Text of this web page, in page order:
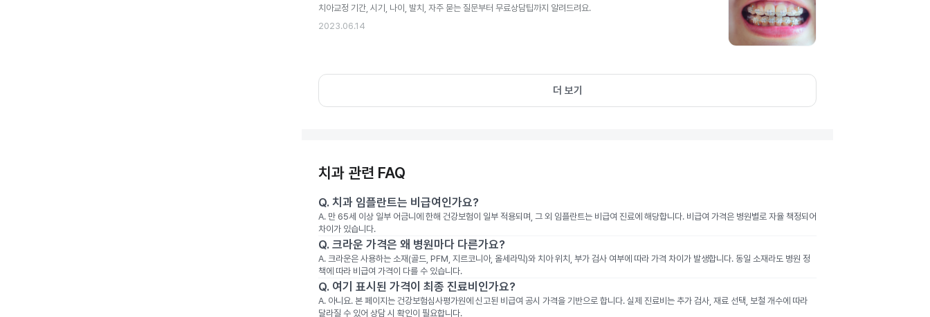
치아교정 기간, 시기, 나이, 발치, 자주 묻는 질문부터 무료상담팁까지 알려드려요.
2023.06.14
더 보기
치과 관련 FAQ
Q. 치과 임플란트는 비급여인가요?
A. 만 65세 이상 일부 어금니에 한해 건강보험이 일부 적용되며, 그 외 임플란트는 비급여 진료에 해당합니다. 비급여 가격은 병원별로 자율 책정되어
차이가 있습니다.
Q. 크라운 가격은 왜 병원마다 다른가요?
A. 크라운은 사용하는 소재(골드, PFM, 지르코니아, 올세라믹)와 치아 위치, 부가 검사 여부에 따라 가격 차이가 발생합니다. 동일 소재라도 병원 정
책에 따라 비급여 가격이 다를 수 있습니다.
Q. 여기 표시된 가격이 최종 진료비인가요?
A. 아니요. 본 페이지는 건강보험심사평가원에 신고된 비급여 공시 가격을 기반으로 합니다. 실제 진료비는 추가 검사, 재료 선택, 보철 개수에 따라
달라질 수 있어 상담 시 확인이 필요합니다.